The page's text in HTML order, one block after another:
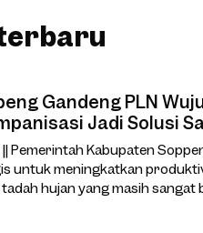
Gandeng PLN
Jadi Solusi
|| Pemerintah Kabupaten
untuk meningkatkan
hujan yang masih
upaya yang kini tengah